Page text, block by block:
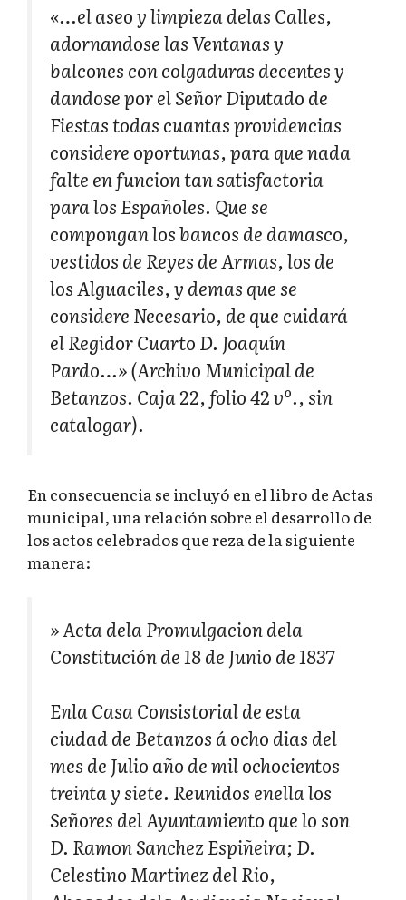
«…el aseo y limpieza delas Calles,
adornandose las Ventanas y
balcones con colgaduras decentes y
dandose por el Señor Diputado de
Fiestas todas cuantas providencias
considere oportunas, para que nada
falte en funcion tan satisfactoria
para los Españoles. Que se
compongan los bancos de damasco,
vestidos de Reyes de Armas, los de
los Alguaciles, y demas que se
considere Necesario, de que cuidará
el Regidor Cuarto D. Joaquín
Pardo…» (Archivo Municipal de
Betanzos. Caja 22, folio 42 vº., sin
catalogar).
En consecuencia se incluyó en el libro de Actas
municipal, una relación sobre el desarrollo de
los actos celebrados que reza de la siguiente
manera:
» Acta dela Promulgacion dela
Constitución de 18 de Junio de 1837
Enla Casa Consistorial de esta
ciudad de Betanzos á ocho dias del
mes de Julio año de mil ochocientos
treinta y siete. Reunidos enella los
Señores del Ayuntamiento que lo son
D. Ramon Sanchez Espiñeira; D.
Celestino Martinez del Rio,